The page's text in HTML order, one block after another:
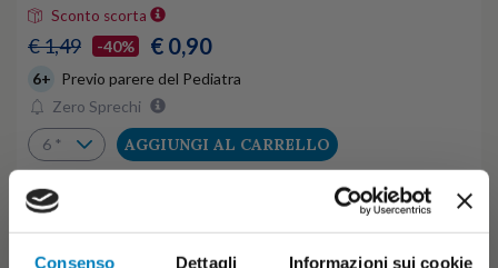
Consenso Dettagli Informazioni sui cookie
Sconto scorta
€ 1,49 -40% € 0,90
6+
Previo parere del Pediatra
Zero Sprechi
AGGIUNGI AL CARRELLO
← « 1 2